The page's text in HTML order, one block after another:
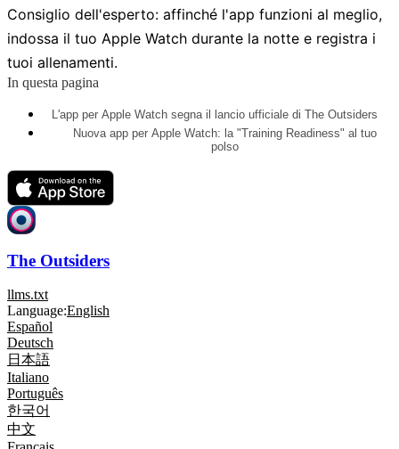
Consiglio dell'esperto: affinché l'app funzioni al meglio,
indossa il tuo Apple Watch durante la notte e registra i
tuoi allenamenti.
In questa pagina
L'app per Apple Watch segna il lancio ufficiale di The Outsiders
Nuova app per Apple Watch: la "Training Readiness" al tuo
polso
The Outsiders
llms.txt
Language:English
Español
Deutsch
日本語
Italiano
Português
한국어
中文